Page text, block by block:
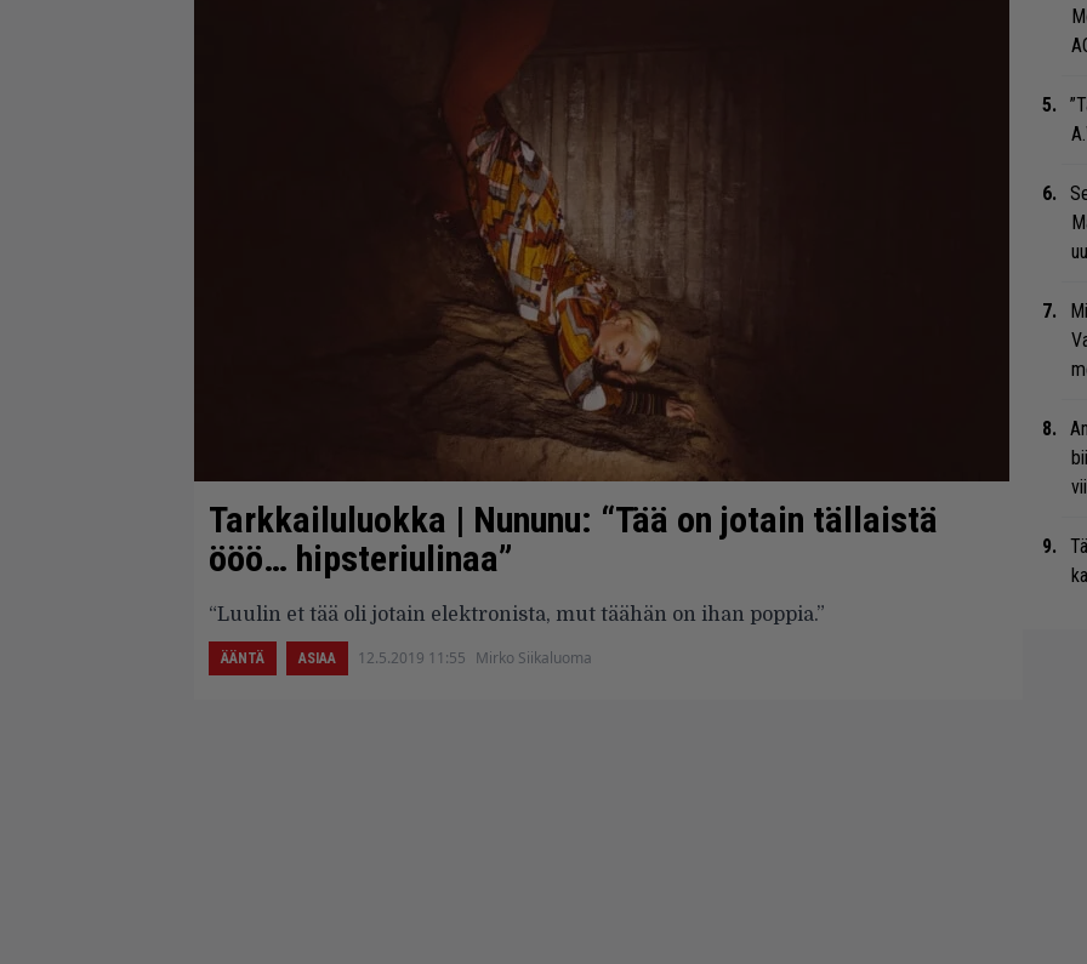
Tarkkailuluokka | Nununu: “Tää on jotain tällaistä
ööö… hipsteriulinaa”
“Luulin et tää oli jotain elektronista, mut täähän on ihan poppia.”
ÄÄNTÄ ASIAA 12.5.2019 11:55 Mirko Siikaluoma